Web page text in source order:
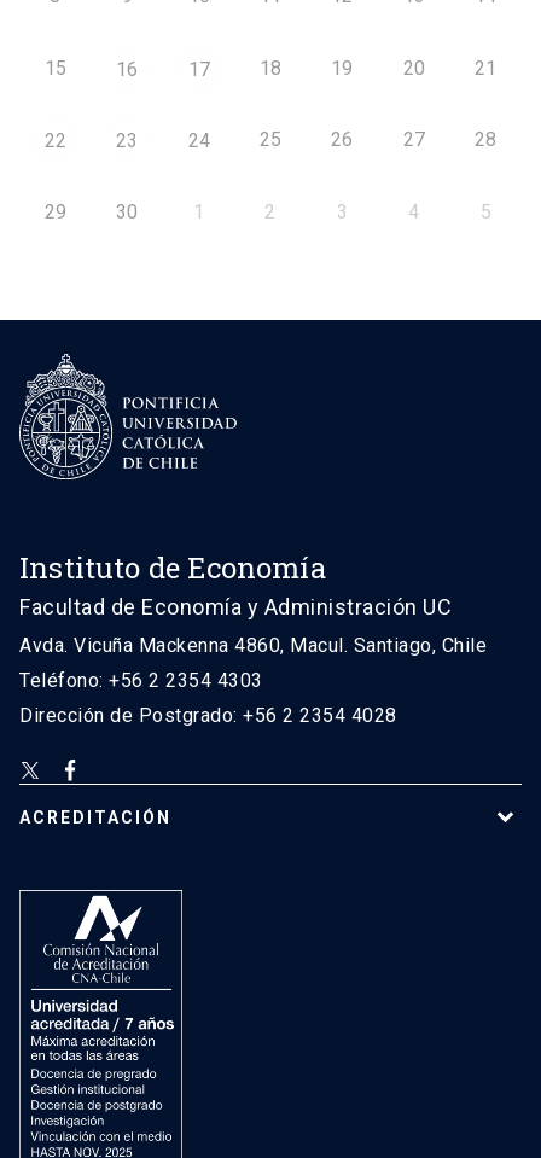
15 16 17 18 19 20 21
22 23 24 25 26 27 28
29 30 1 2 3 4 5
Instituto de Economía
Facultad de Economía y Administración UC
Avda. Vicuña Mackenna 4860, Macul. Santiago, Chile
Teléfono: +56 2 2354 4303
Dirección de Postgrado: +56 2 2354 4028
ACREDITACIÓN